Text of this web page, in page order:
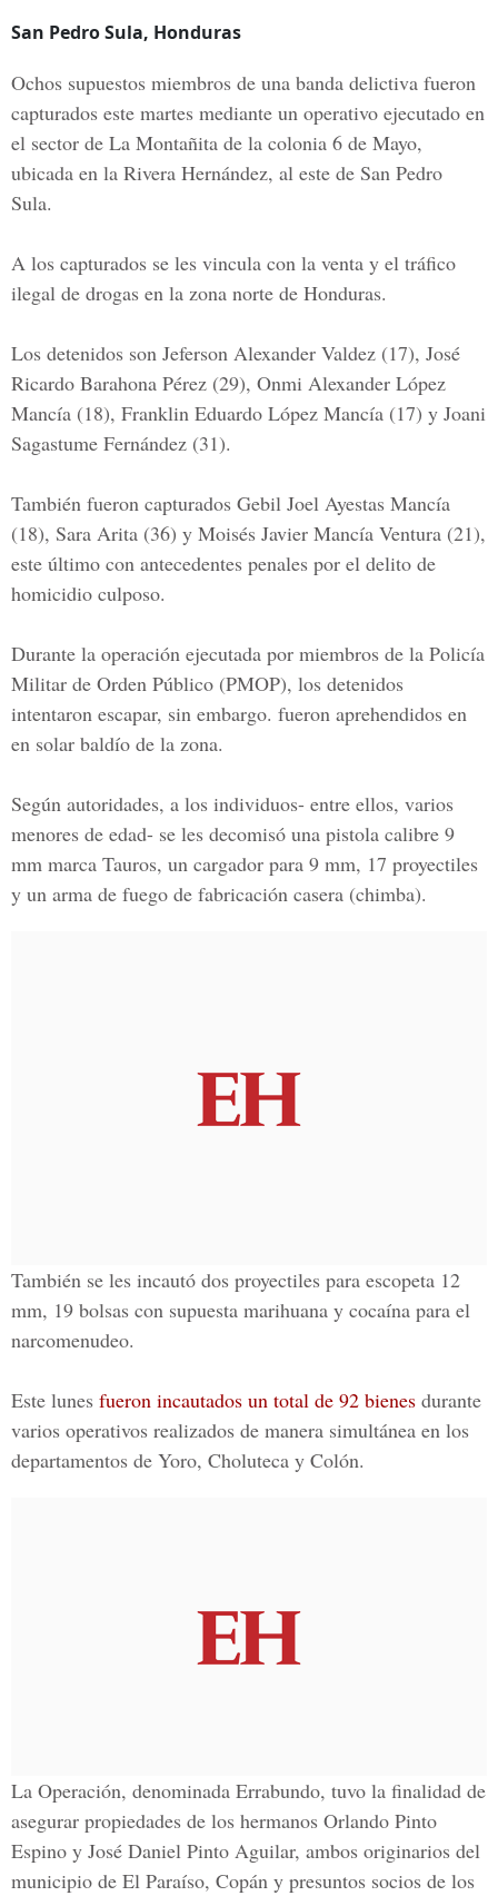
San Pedro Sula, Honduras
Ochos supuestos miembros de una banda delictiva fueron
capturados este martes mediante un operativo ejecutado en
el sector de La Montañita de la colonia 6 de Mayo,
ubicada en la Rivera Hernández, al este de San Pedro
Sula.
A los capturados se les vincula con la venta y el tráfico
ilegal de drogas en la zona norte de Honduras.
Los detenidos son Jeferson Alexander Valdez (17), José
Ricardo Barahona Pérez (29), Onmi Alexander López
Mancía (18), Franklin Eduardo López Mancía (17) y Joani
Sagastume Fernández (31).
También fueron capturados Gebil Joel Ayestas Mancía
(18), Sara Arita (36) y Moisés Javier Mancía Ventura (21),
este último con antecedentes penales por el delito de
homicidio culposo.
Durante la operación ejecutada por miembros de la Policía
Militar de Orden Público (PMOP), los detenidos
intentaron escapar, sin embargo. fueron aprehendidos en
en solar baldío de la zona.
Según autoridades, a los individuos- entre ellos, varios
menores de edad- se les decomisó una pistola calibre 9
mm marca Tauros, un cargador para 9 mm, 17 proyectiles
y un arma de fuego de fabricación casera (chimba).
También se les incautó dos proyectiles para escopeta 12
mm, 19 bolsas con supuesta marihuana y cocaína para el
narcomenudeo.
Este lunes fueron incautados un total de 92 bienes durante
varios operativos realizados de manera simultánea en los
departamentos de Yoro, Choluteca y Colón.
La Operación, denominada Errabundo, tuvo la finalidad de
asegurar propiedades de los hermanos Orlando Pinto
Espino y José Daniel Pinto Aguilar, ambos originarios del
municipio de El Paraíso, Copán y presuntos socios de los